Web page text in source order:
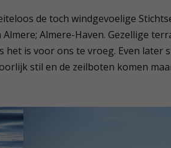
de toch windgevoelige
Almere-Haven. Gezellige
is voor ons te vroeg. Even later
stil en de zeilboten komen